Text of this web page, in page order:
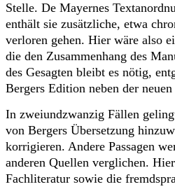
Stelle. De Mayernes
enthält sie zusätzliche, etwa
verloren gehen. Hier wäre also
die den Zusammenhang des
des Gesagten bleibt es nötig,
Bergers Edition neben der
In zweiundzwanzig Fällen
von Bergers Übersetzung
korrigieren. Andere Passagen
anderen Quellen verglichen.
Fachliteratur sowie die